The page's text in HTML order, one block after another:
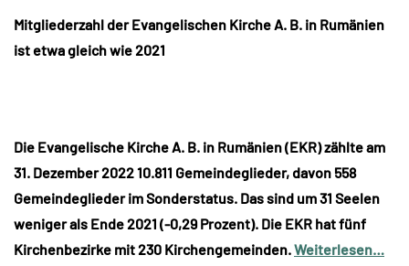
Mitgliederzahl der Evangelischen Kirche A. B. in Rumänien
ist etwa gleich wie 2021
Die Evangelische Kirche A. B. in Rumänien (EKR) zählte am
31. Dezember 2022 10.811 Gemeindeglieder, davon 558
Gemeindeglieder im Sonderstatus. Das sind um 31 Seelen
weniger als Ende 2021 (-0,29 Prozent). Die EKR hat fünf
Kirchenbezirke mit 230 Kirchengemeinden.Weiterlesen…